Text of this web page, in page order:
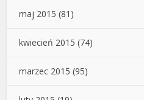
maj 2015 (81)
kwiecień 2015 (74)
marzec 2015 (95)